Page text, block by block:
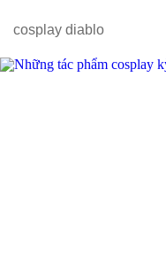
cosplay diablo